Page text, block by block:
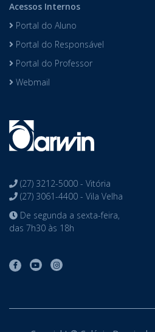
Acessos Internos
Portal do Aluno
Portal do Responsável
Portal do Professor
Webmail
(27) 3212-5000 - Vitória
(27) 3061-4400 - Vila Velha
De segunda a sexta-feira,
das 7h30 às 18h